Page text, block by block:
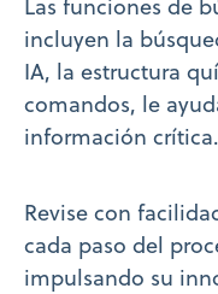
Las funciones de
incluyen la
IA, la estructura
comandos, le
información crítica.
Revise con
cada paso del
impulsando su